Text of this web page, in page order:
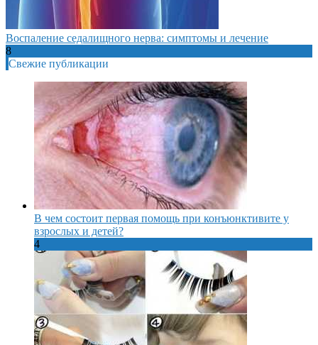
Воспаление седалищного нерва: симптомы и лечение
8
Свежие публикации
В чем состоит первая помощь при конъюнктивите у
взрослых и детей?
4